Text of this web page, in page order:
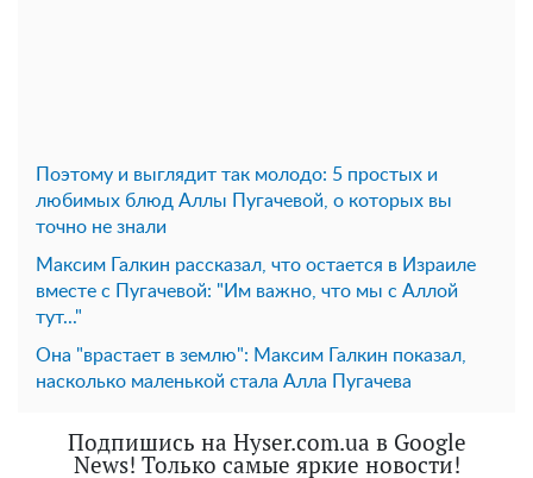
Поэтому и выглядит так молодо: 5 простых и
любимых блюд Аллы Пугачевой, о которых вы
точно не знали
Максим Галкин рассказал, что остается в Израиле
вместе с Пугачевой: "Им важно, что мы с Аллой
тут..."
Она "врастает в землю": Максим Галкин показал,
насколько маленькой стала Алла Пугачева
Подпишись на Hyser.com.ua в Google
News! Только самые яркие новости!